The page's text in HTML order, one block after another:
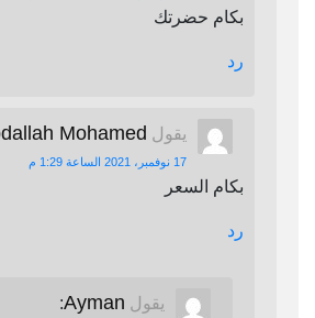
بكام حضرتك
رد
يقول Mohamed
17 نوفمبر، 2021 الساعة 1:29 م
بكام السعر
رد
يقول Ayman
: